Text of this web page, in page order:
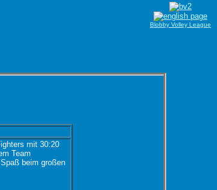
mit 30:20
Team
beim großen
Blobby Volley League